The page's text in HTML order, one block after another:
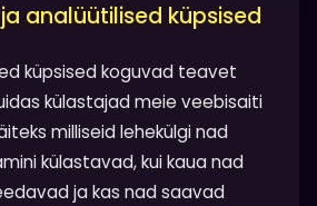
analüütilised küpsised
küpsised koguvad teavet
külastajad meie veebisaiti
milliseid lehekülgi nad
külastavad, kui kaua nad
ja kas nad saavad